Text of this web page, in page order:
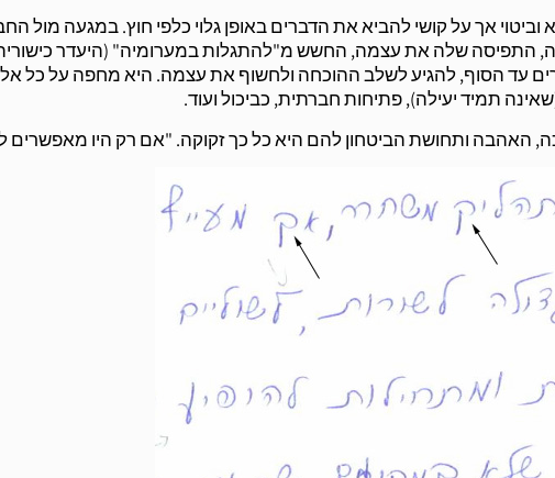
אך על קושי להביא את הדברים באופן גלוי כלפי חוץ. במגעה מול
התפיסה שלה את עצמה, החשש מ"להתגלות במערומיה" (היעדר
עד הסוף, להגיע לשלב ההוכחה ולחשוף את עצמה. היא מחפה על כל
תמיד יעילה), פתיחות חברתית, כביכול ועוד.
האהבה ותחושת הביטחון להם היא כל כך זקוקה. "אם רק היו מאפשרים